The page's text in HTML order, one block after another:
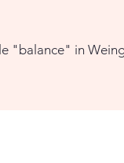
"balance" in